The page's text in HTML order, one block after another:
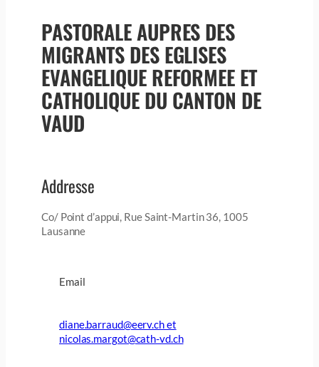
PASTORALE AUPRES DES
MIGRANTS DES EGLISES
EVANGELIQUE REFORMEE ET
CATHOLIQUE DU CANTON DE
VAUD
Addresse
Co/ Point d’appui, Rue Saint-Martin 36, 1005
Lausanne
Email
diane.barraud@eerv.ch et
nicolas.margot@cath-vd.ch